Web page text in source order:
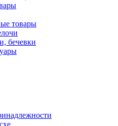
товары
бечевки